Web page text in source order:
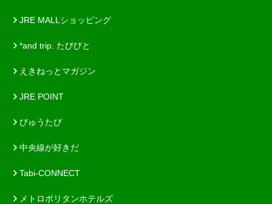
JRE MALLショッピング
*and trip. たびびと
えきねっとマガジン
JRE POINT
びゅうたび
中央線が好きだ
Tabi-CONNECT
メトロポリタンホテルズ